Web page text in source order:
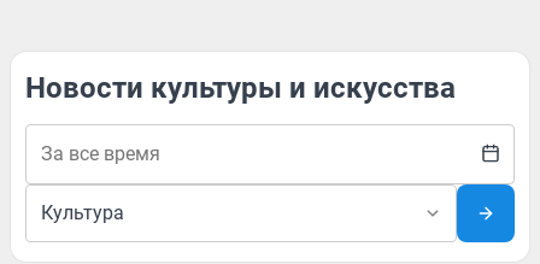
Новости культуры и искусства